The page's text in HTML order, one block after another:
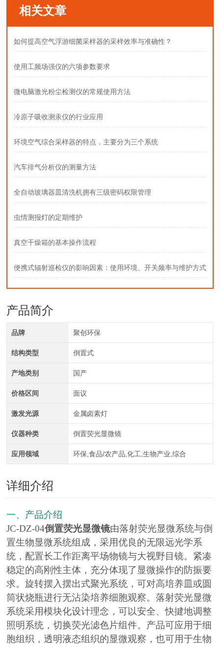
相关文章
如何提高空气浮游细菌采样器的采样效率与准确性？
使用工频场强仪的六项参数要求
微电脑激光粉尘检测仪的常规使用方法
冷原子吸收测汞仪的行业应用
环境空气综合采样器的特点，主要分为三个系统
汽车排气分析仪的测量方法
全自动玻璃器皿清洗机拥有三级密码权限管理
虫情测报灯的定期维护
真空干燥箱的基本操作流程
便携式辐射巡检仪的影响因素：使用环境、开关频率与维护方式
产品简介
品牌 聚创环保
结构类型 倒置式
产地类别 国产
价格区间 面议
激发光源 金属卤素灯
仪器种类 倒置荧光显微镜
应用领域 环保,食品/农产品,化工,生物产业,综合
详细介绍
一、产品介绍
JC-DZ-04倒置荧光显微镜由落射荧光显微系统与倒
置生物显微系统组成，采用优良的无限远光学系
统，配置长工作距离平场物镜与大视野目镜。紧凑
稳定的高刚性主体，充分体现了显微操作的防振要
求。旋转摆入摆出式聚光系统，可对高培养皿或圆
筒状烧瓶进行无沾染培养细胞观察。落射荧光显微
系统采用模块化设计理念，可以安全、快揵地调整
照明系统，切换荧光滤色片组件。产品可应用于细
胞组织，透明液态组织的显微观察，也可用于生物